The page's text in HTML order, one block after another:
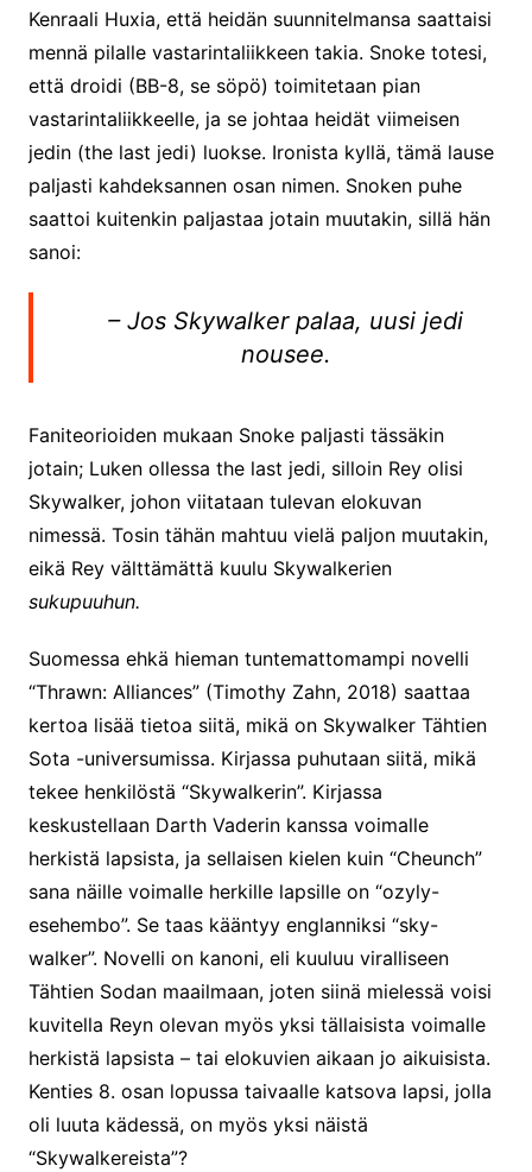
Kenraali Huxia, että heidän suunnitelmansa saattaisi
mennä pilalle vastarintaliikkeen takia. Snoke totesi,
että droidi (BB-8, se söpö) toimitetaan pian
vastarintaliikkeelle, ja se johtaa heidät viimeisen
jedin (the last jedi) luokse. Ironista kyllä, tämä lause
paljasti kahdeksannen osan nimen. Snoken puhe
saattoi kuitenkin paljastaa jotain muutakin, sillä hän
sanoi:
– Jos Skywalker palaa, uusi jedi
nousee.
Faniteorioiden mukaan Snoke paljasti tässäkin
jotain; Luken ollessa the last jedi, silloin Rey olisi
Skywalker, johon viitataan tulevan elokuvan
nimessä. Tosin tähän mahtuu vielä paljon muutakin,
eikä Rey välttämättä kuulu Skywalkerien
sukupuuhun.
Suomessa ehkä hieman tuntemattomampi novelli
“Thrawn: Alliances” (Timothy Zahn, 2018) saattaa
kertoa lisää tietoa siitä, mikä on Skywalker Tähtien
Sota -universumissa. Kirjassa puhutaan siitä, mikä
tekee henkilöstä “Skywalkerin”. Kirjassa
keskustellaan Darth Vaderin kanssa voimalle
herkistä lapsista, ja sellaisen kielen kuin “Cheunch”
sana näille voimalle herkille lapsille on “ozyly-
esehembo”. Se taas kääntyy englanniksi “sky-
walker”. Novelli on kanoni, eli kuuluu viralliseen
Tähtien Sodan maailmaan, joten siinä mielessä voisi
kuvitella Reyn olevan myös yksi tällaisista voimalle
herkistä lapsista – tai elokuvien aikaan jo aikuisista.
Kenties 8. osan lopussa taivaalle katsova lapsi, jolla
oli luuta kädessä, on myös yksi näistä
“Skywalkereista”?